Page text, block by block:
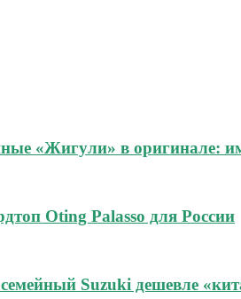
«Жигули» в оригинале:
Oting Palasso для России
Suzuki дешевле